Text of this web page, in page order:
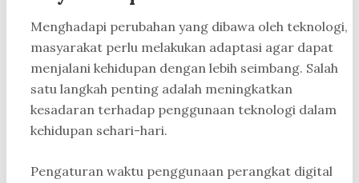
Menghadapi perubahan yang dibawa oleh teknologi,
masyarakat perlu melakukan adaptasi agar dapat
menjalani kehidupan dengan lebih seimbang. Salah
satu langkah penting adalah meningkatkan
kesadaran terhadap penggunaan teknologi dalam
kehidupan sehari-hari.
Pengaturan waktu penggunaan perangkat digital